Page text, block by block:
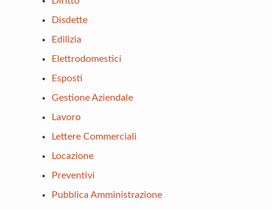
Disdette
Edilizia
Elettrodomestici
Esposti
Gestione Aziendale
Lavoro
Lettere Commerciali
Locazione
Preventivi
Pubblica Amministrazione